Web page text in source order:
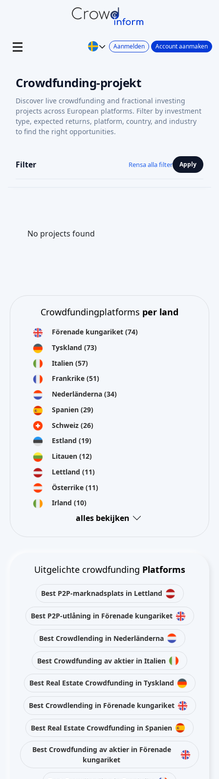
Aanmelden Account aanmaken
Crowdfunding-projekt
Discover live crowdfunding and fractional investing
projects across European platforms. Filter by investment
type, expected returns, platform, country, and industry
to find the right opportunities.
Filter Rensa alla filter Apply
No projects found
Crowdfundingplatforms per land
Förenade kungariket (74)
Tyskland (73)
Italien (57)
Frankrike (51)
Nederländerna (34)
Spanien (29)
Schweiz (26)
Estland (19)
Litauen (12)
Lettland (11)
Österrike (11)
Irland (10)
alles bekijken
Uitgelichte crowdfunding Platforms
Best P2P-marknadsplats in Lettland
Best P2P-utlåning in Förenade kungariket
Best Crowdlending in Nederländerna
Best Crowdfunding av aktier in Italien
Best Real Estate Crowdfunding in Tyskland
Best Crowdlending in Förenade kungariket
Best Real Estate Crowdfunding in Spanien
Best Crowdfunding av aktier in Förenade
kungariket